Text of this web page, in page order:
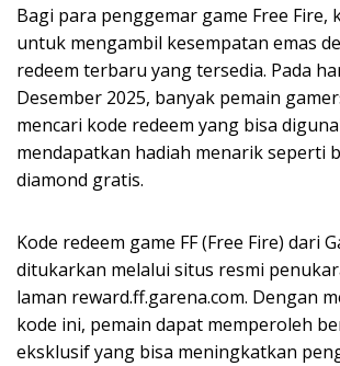
Bagi para penggemar game Free Fire,
untuk mengambil kesempatan emas
redeem terbaru yang tersedia. Pada
Desember 2025, banyak pemain
mencari kode redeem yang bisa
mendapatkan hadiah menarik seperti
diamond gratis.
Kode redeem game FF (Free Fire) dari
ditukarkan melalui situs resmi
laman reward.ff.garena.com. Dengan
kode ini, pemain dapat memperoleh
eksklusif yang bisa meningkatkan